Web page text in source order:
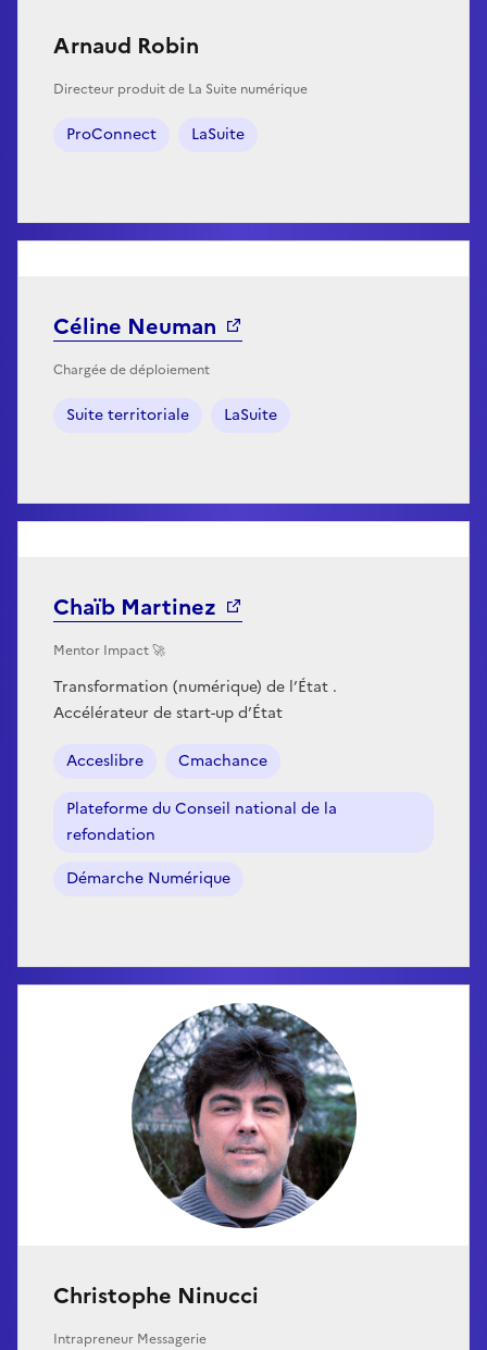
Arnaud Robin
Directeur produit de La Suite numérique
ProConnect LaSuite
Céline Neuman
Chargée de déploiement
Suite territoriale LaSuite
Chaïb Martinez
Mentor Impact 🚀
Transformation (numérique) de l’État .
Accélérateur de start-up d’État
Acceslibre Cmachance
Plateforme du Conseil national de la
refondation
Démarche Numérique
Christophe Ninucci
Intrapreneur Messagerie